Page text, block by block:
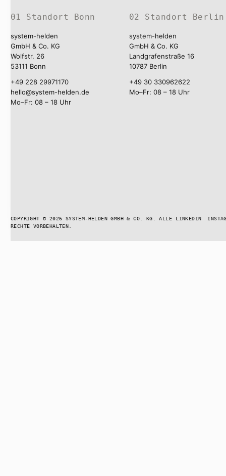
01 Standort Bonn
system-helden
GmbH & Co. KG
Wolfstr. 26
53111 Bonn
+49 228 29971170
hello@system-helden.de
Mo–Fr: 08 – 18 Uhr
02 Standort Berlin
system-helden
GmbH & Co. KG
Landgrafenstraße 16
10787 Berlin
+49 30 330962622
Mo–Fr: 08 – 18 Uhr
COPYRIGHT © 2026 SYSTEM-HELDEN GMBH & CO. KG. ALLE
RECHTE VORBEHALTEN.
LINKEDIN